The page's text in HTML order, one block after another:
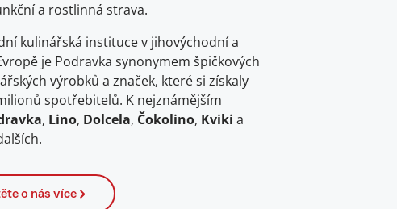
a rostlinná strava.
kulinářská instituce v jihovýchodní a
je Podravka synonymem špičkových
výrobků a značek, které si získaly
spotřebitelů. K nejznámějším
, Lino, Dolcela, Čokolino, Kviki a
o nás více